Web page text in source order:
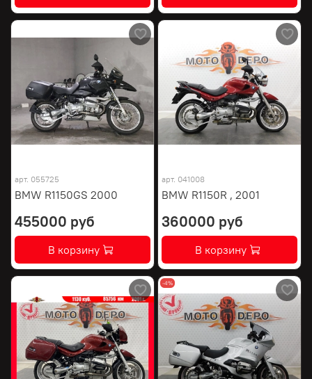
арт. 055725
BMW R1150GS 2000
455000 руб
В корзину
арт. 041008
BMW R1150R , 2001
360000 руб
В корзину
-4%